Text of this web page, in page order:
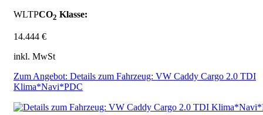
WLTPCO2 Klasse:
14.444 €
inkl. MwSt
Zum Angebot: Details zum Fahrzeug: VW Caddy Cargo 2.0 TDI
Klima*Navi*PDC